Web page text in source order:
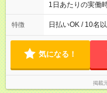
1日あたりの実働
働8時間） ※週5
よって時間外で
特徴 日払いOK / 10名
気になる！
掲載